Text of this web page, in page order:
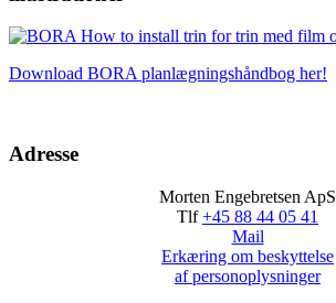
Download BORA planlægningshåndbog her!
Adresse
Morten Engebretsen ApS
Tlf+45 88 44 05 41
Mail
Erkæring om beskyttelse
af personoplysninger